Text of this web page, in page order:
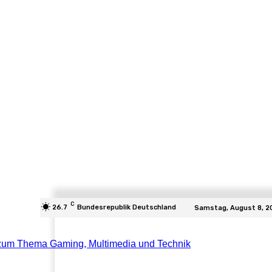
26.7 C Bundesrepublik Deutschland Samstag, August 8,